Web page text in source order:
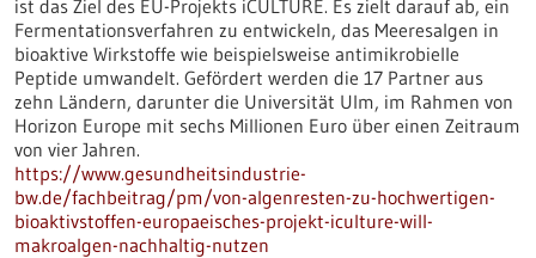
ist das Ziel des EU-Projekts iCULTURE. Es zielt darauf ab, ein
Fermentationsverfahren zu entwickeln, das Meeresalgen in
bioaktive Wirkstoffe wie beispielsweise antimikrobielle
Peptide umwandelt. Gefördert werden die 17 Partner aus
zehn Ländern, darunter die Universität Ulm, im Rahmen von
Horizon Europe mit sechs Millionen Euro über einen Zeitraum
von vier Jahren.
https://www.gesundheitsindustrie-
bw.de/fachbeitrag/pm/von-algenresten-zu-hochwertigen-
bioaktivstoffen-europaeisches-projekt-iculture-will-
makroalgen-nachhaltig-nutzen